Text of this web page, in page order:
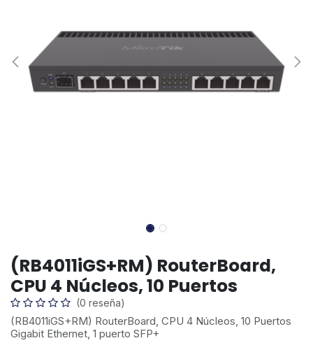
(RB4011iGS+RM) RouterBoard,
CPU 4 Núcleos, 10 Puertos
(0 reseña)
(RB4011iGS+RM) RouterBoard, CPU 4 Núcleos, 10 Puertos
Gigabit Ethernet, 1 puerto SFP+